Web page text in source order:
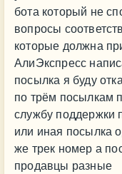
бота который не
вопросы
которые должна
АлиЭкспресс
посылка я буду
по трём посылкам
службу поддержки
или иная посылка
же трек номер а
продавцы разные